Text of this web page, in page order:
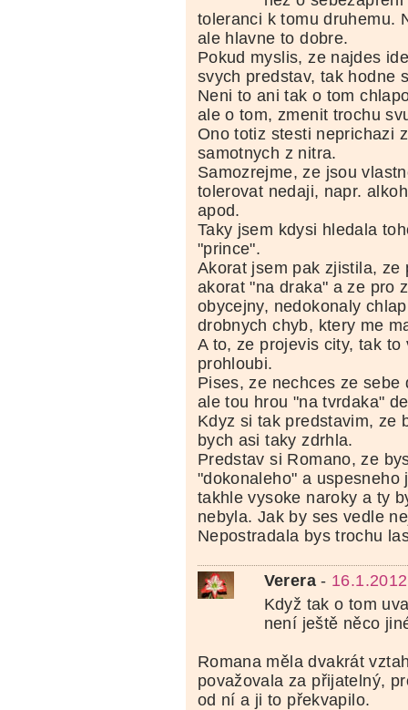
toleranci k tomu druhemu.
ale hlavne to dobre.
Pokud myslis, ze najdes
svych predstav, tak hodne
Neni to ani tak o tom
ale o tom, zmenit trochu
Ono totiz stesti neprichazi
samotnych z nitra.
Samozrejme, ze jsou
tolerovat nedaji, napr.
apod.
Taky jsem kdysi hledala
"prince".
Akorat jsem pak zjistila, ze
akorat "na draka" a ze pro
obycejny, nedokonaly
drobnych chyb, ktery me
A to, ze projevis city, tak to
prohloubi.
Pises, ze nechces ze sebe
ale tou hrou "na tvrdaka"
Kdyz si tak predstavim, ze
bych asi taky zdrhla.
Predstav si Romano, ze
"dokonaleho" a uspesneho
takhle vysoke naroky a ty
nebyla. Jak by ses vedle
Nepostradala bys trochu
Verera-
Když tak o tom
není ještě něco
Romana měla dvakrát
považovala za přijatelný,
od ní a ji to překvapilo.